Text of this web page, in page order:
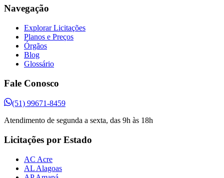
Navegação
Explorar Licitações
Planos e Preços
Órgãos
Blog
Glossário
Fale Conosco
(51) 99671-8459
Atendimento de segunda a sexta, das 9h às 18h
Licitações por Estado
AC Acre
AL Alagoas